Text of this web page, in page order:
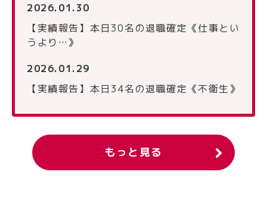
2026.01.30
【実績報告】本日30名の退職確定《仕事とい
うより…》
2026.01.29
【実績報告】本日34名の退職確定《不衛生》
もっと見る